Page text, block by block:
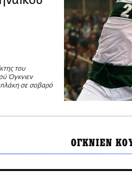
του
Όγκνιεν
σε σοβαρό
ΟΓΚΝΙΕΝ